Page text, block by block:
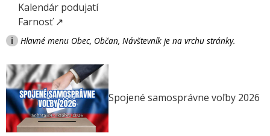
Kalendár podujatí
Farnosť ↗
i Hlavné menu Obec, Občan, Návštevník je na vrchu stránky.
Spojené samosprávne voľby 2026